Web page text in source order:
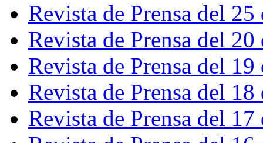
Revista de Prensa del
Revista de Prensa del
Revista de Prensa del
Revista de Prensa del
Revista de Prensa del